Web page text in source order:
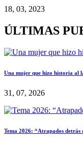
18, 03, 2023
ÚLTIMAS
Una mujer que hizo historia al
31, 07, 2026
Tema 2026: “Atrapados detrás